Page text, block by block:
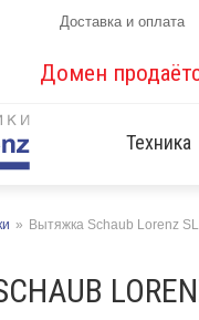
Доставка и оплата
Домен
Техника
» Вытяжка Schaub Lorenz